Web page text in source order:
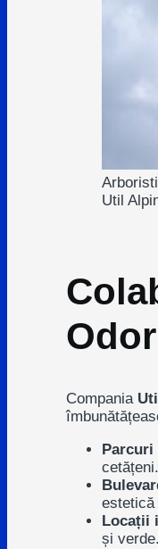
Util
Compania
cetățeni.
Locații
și verde.